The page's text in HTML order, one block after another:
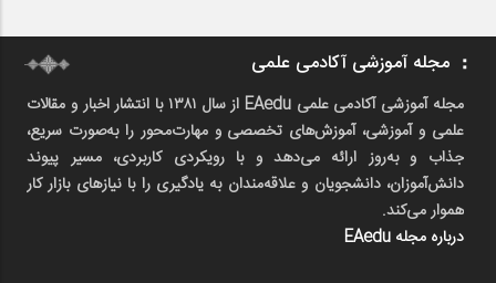
مجله آموزشی آکادمی علمی
مجله آموزشی آکادمی علمی EAedu از سال ۱۳۸۱ با انتشار اخبار و مقالات
علمی و آموزشی، آموزش‌های تخصصی و مهارت‌محور را به‌صورت سریع،
جذاب و به‌روز ارائه می‌دهد و با رویکردی کاربردی، مسیر پیوند
دانش‌آموزان، دانشجویان و علاقه‌مندان به یادگیری را با نیازهای بازار کار
هموار می‌کند.
درباره مجله EAedu